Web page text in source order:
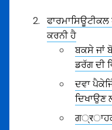
ਕਰਨੀ ਹੈ
ਬਕਸੇ ਜਾਂ
ਡਰੱਗ ਦੀ
ਦਵਾ
ਦਿਖਾਉਣ